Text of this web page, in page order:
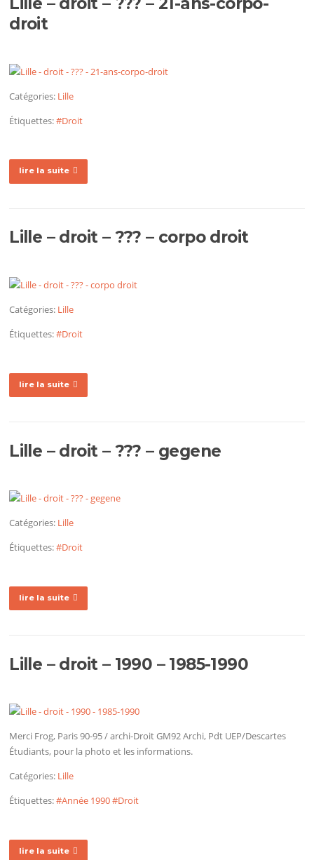
droit
Catégories: Lille
Étiquettes:#Droit
lire la suite
Lille – droit – ??? – corpo droit
Catégories: Lille
Étiquettes:#Droit
lire la suite
Lille – droit – ??? – gegene
Catégories: Lille
Étiquettes:#Droit
lire la suite
Lille – droit – 1990 – 1985-1990
Merci Frog, Paris 90-95 / archi-Droit GM92 Archi, Pdt UEP/Descartes
Étudiants, pour la photo et les informations.
Catégories: Lille
Étiquettes:#Année 1990#Droit
lire la suite